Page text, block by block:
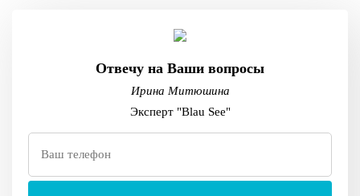
Отвечу на Ваши вопросы
Ирина Митюшина
Эксперт "Blau See"